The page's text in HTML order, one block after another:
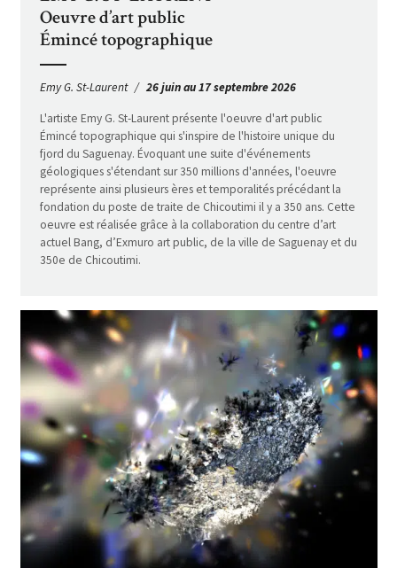
Oeuvre d’art public
Émincé topographique
Emy G. St-Laurent 26 juin au 17 septembre 2026
L'artiste Emy G. St-Laurent présente l'oeuvre d'art public
Émincé topographique qui s'inspire de l'histoire unique du
fjord du Saguenay. Évoquant une suite d'événements
géologiques s'étendant sur 350 millions d'années, l'oeuvre
représente ainsi plusieurs ères et temporalités précédant la
fondation du poste de traite de Chicoutimi il y a 350 ans. Cette
oeuvre est réalisée grâce à la collaboration du centre d’art
actuel Bang, d’Exmuro art public, de la ville de Saguenay et du
350e de Chicoutimi.